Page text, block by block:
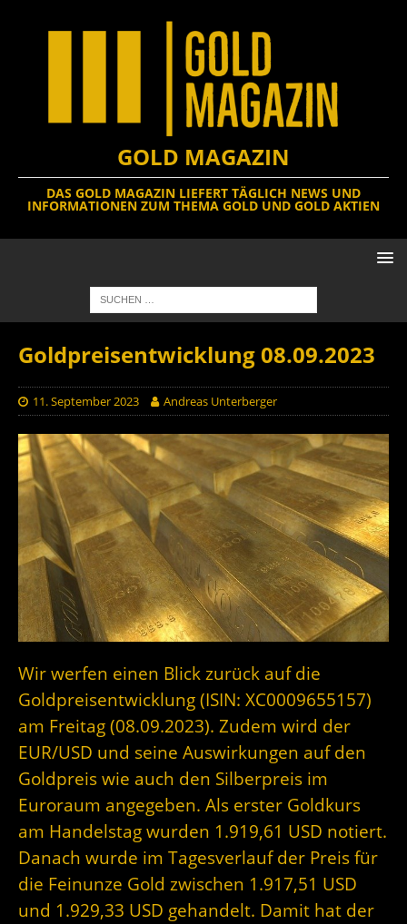
GOLD MAGAZIN
DAS GOLD MAGAZIN LIEFERT TÄGLICH NEWS UND
INFORMATIONEN ZUM THEMA GOLD UND GOLD AKTIEN
Goldpreisentwicklung 08.09.2023
11. September 2023 Andreas Unterberger
Wir werfen einen Blick zurück auf die
Goldpreisentwicklung (ISIN: XC0009655157)
am Freitag (08.09.2023). Zudem wird der
EUR/USD und seine Auswirkungen auf den
Goldpreis wie auch den Silberpreis im
Euroraum angegeben. Als erster Goldkurs
am Handelstag wurden 1.919,61 USD notiert.
Danach wurde im Tagesverlauf der Preis für
die Feinunze Gold zwischen 1.917,51 USD
und 1.929,33 USD gehandelt. Damit hat der